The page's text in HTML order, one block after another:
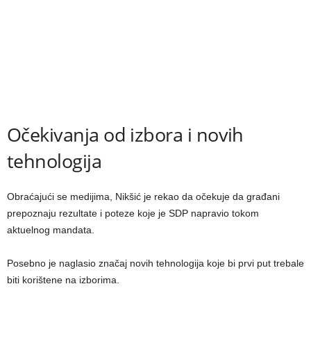
Očekivanja od izbora i novih
tehnologija
Obraćajući se medijima, Nikšić je rekao da očekuje da građani
prepoznaju rezultate i poteze koje je SDP napravio tokom
aktuelnog mandata.
Posebno je naglasio značaj novih tehnologija koje bi prvi put trebale
biti korištene na izborima.